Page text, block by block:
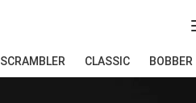
SCRAMBLER CLASSIC BOBBER